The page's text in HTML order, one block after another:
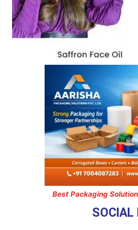
Best Packaging
SOCIAL